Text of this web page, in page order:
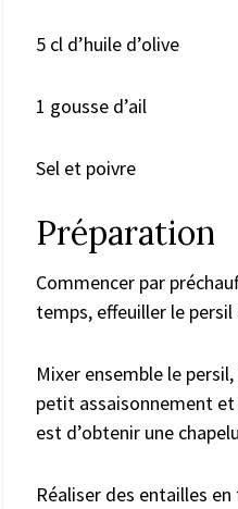
5 cl d’huile d’olive
1 gousse d’ail
Sel et poivre
Préparation
Commencer par
temps, effeuiller le
Mixer ensemble le persil,
petit assaisonnement et
est d’obtenir une
Réaliser des entailles